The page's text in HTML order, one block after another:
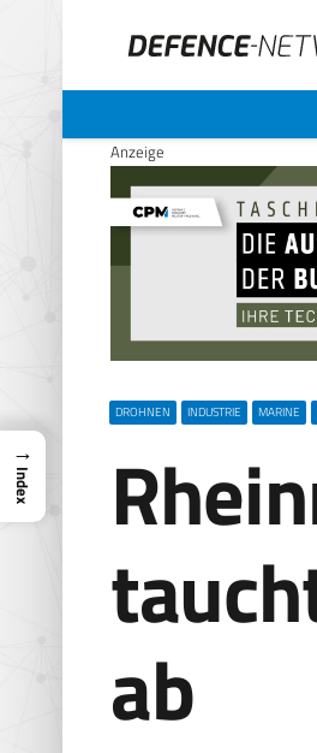
Anzeige
DROHNEN INDUSTRIE MARINE
ab
→
Index